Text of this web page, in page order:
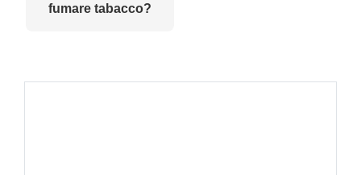
fumare tabacco?